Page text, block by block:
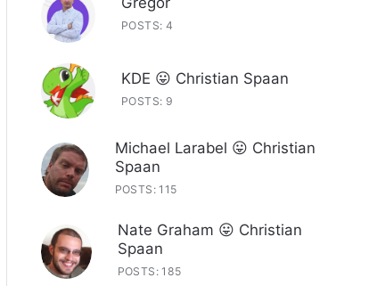
POSTS: 4
KDE 😛 Christian Spaan
POSTS: 9
Michael Larabel 😛 Christian
Spaan
POSTS: 115
Nate Graham 😛 Christian
Spaan
POSTS: 185